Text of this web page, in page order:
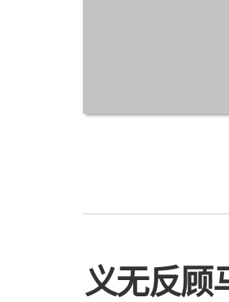
义无反顾